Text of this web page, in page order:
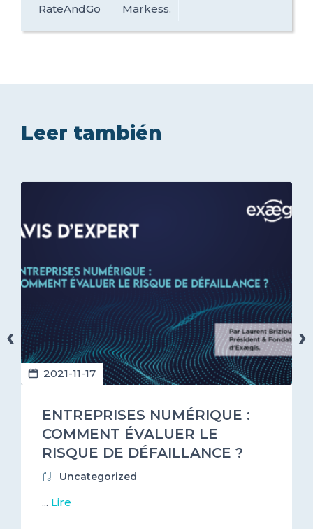
RateAndGo
Markess.
Leer también
2021-11-17
ENTREPRISES NUMÉRIQUE :
COMMENT ÉVALUER LE
RISQUE DE DÉFAILLANCE ?
Uncategorized
... Lire
‹ ›